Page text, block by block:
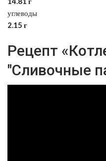
углеводы
2.15 г
Рецепт
"Сливочные